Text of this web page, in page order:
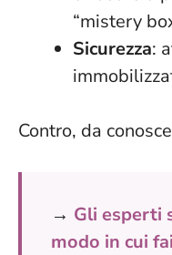
“mistery
Sicurezza:
Contro, da
→ Gli esperti
modo in cui